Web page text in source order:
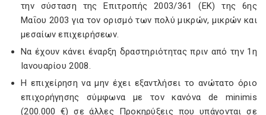
την σύσταση της Επιτροπής 2003/361 (ΕΚ) της 6ης
Μαΐου 2003 για τον ορισμό των πολύ μικρών, μικρών και
μεσαίων επιχειρήσεων.
Να έχουν κάνει έναρξη δραστηριότητας πριν από την 1η
Ιανουαρίου 2008.
Η επιχείρηση να μην έχει εξαντλήσει το ανώτατο όριο
επιχορήγησης σύμφωνα με τον κανόνα de minimis
(200.000 €) σε άλλες Προκηρύξεις που υπάγονται σε